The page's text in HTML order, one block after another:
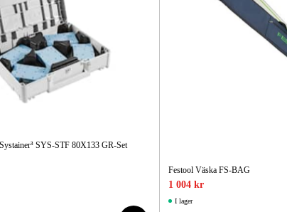
SYS-STF 80X133 GR-Set
Festool Väska FS-BAG
1 004 kr
I lager